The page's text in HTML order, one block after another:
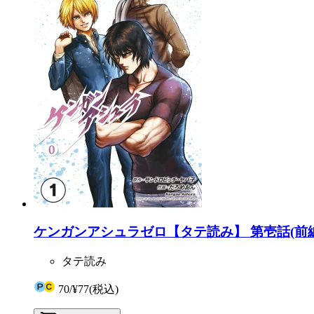
ケンガンアシュラゼロ【タテ読み】 第壱話(前
タテ読み
70/¥77(税込)